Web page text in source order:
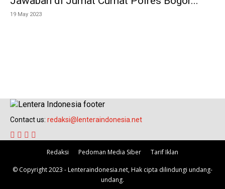
19 May 2023
Contact us: redaksi@lenteraindonesia.net
Redaksi Pedoman Media Siber Tarif Iklan
© Copyright 2023 - Lenteraindonesia.net, Hak cipta dilindungi undang-
undang.